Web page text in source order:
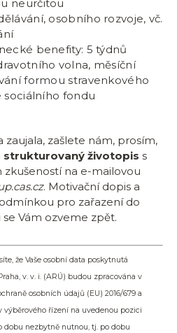
neurčitou
osobního rozvoje, vč.
benefity: 5 týdnů
volna, měsíční
formou stravenkového
sociálního fondu
zaujala, zašlete nám, prosím,
strukturovaný životopis s
na e-mailovou
. Motivační dopis a
pro zařazení do
Vám ozveme zpět.
že Vaše osobní data poskytnutá
v. v. i. (ARÚ) budou zpracována v
osobních údajů (EU) 2016/679 a
řízení na uvedenou pozici
dobu nezbytně nutnou, tj. po dobu